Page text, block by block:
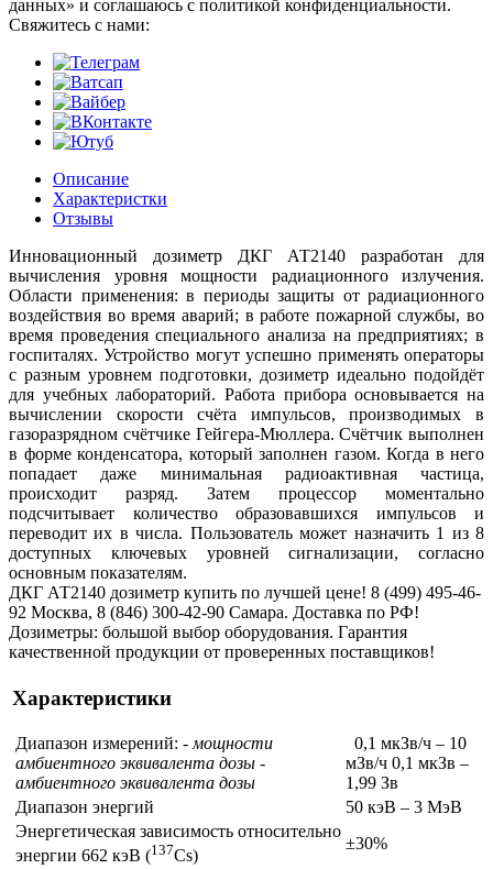
данных» и соглашаюсь с политикой конфиденциальности.
Cвяжитесь с нами:
Описание
Характеристки
Отзывы
Инновационный дозиметр ДКГ АТ2140 разработан для
вычисления уровня мощности радиационного излучения.
Области применения: в периоды защиты от радиационного
воздействия во время аварий; в работе пожарной службы, во
время проведения специального анализа на предприятиях; в
госпиталях. Устройство могут успешно применять операторы
с разным уровнем подготовки, дозиметр идеально подойдёт
для учебных лабораторий. Работа прибора основывается на
вычислении скорости счёта импульсов, производимых в
газоразрядном счётчике Гейгера-Мюллера. Счётчик выполнен
в форме конденсатора, который заполнен газом. Когда в него
попадает даже минимальная радиоактивная частица,
происходит разряд. Затем процессор моментально
подсчитывает количество образовавшихся импульсов и
переводит их в числа. Пользователь может назначить 1 из 8
доступных ключевых уровней сигнализации, согласно
основным показателям.
ДКГ АТ2140 дозиметр купить по лучшей цене! 8 (499) 495-46-
92 Москва, 8 (846) 300-42-90 Самара. Доставка по РФ!
Дозиметры: большой выбор оборудования. Гарантия
качественной продукции от проверенных поставщиков!
Характеристики
Диапазон измерений: - мощности
амбиентного эквивалента дозы -
амбиентного эквивалента дозы
0,1 мкЗв/ч – 10
мЗв/ч 0,1 мкЗв –
1,99 Зв
Диапазон энергий
50 кэВ – 3 МэВ
Энергетическая зависимость относительно
энергии 662 кэВ (137Cs)
±30%